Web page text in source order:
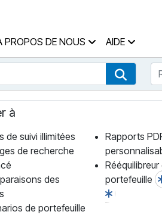
PROPOS DE NOUS AIDE
à
de suivi illimitées
de recherche
des
de portefeuille
Rapports
Rééquilibreur
portefeuille